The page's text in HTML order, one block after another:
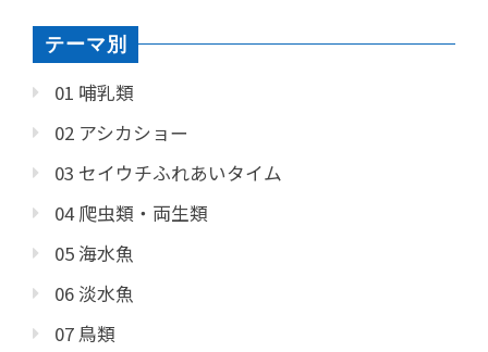
テーマ別
01 哺乳類
02 アシカショー
03 セイウチふれあいタイム
04 爬虫類・両生類
05 海水魚
06 淡水魚
07 鳥類